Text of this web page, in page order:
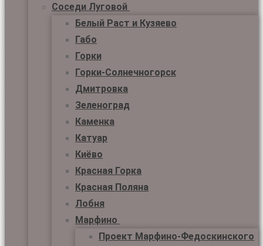
Соседи Луговой
Белый Раст и Кузяево
Габо
Горки
Горки-Солнечногорск
Дмитровка
Зеленоград
Каменка
Катуар
Киёво
Красная Горка
Красная Поляна
Лобня
Марфино
Проект Марфино-Федоскинского